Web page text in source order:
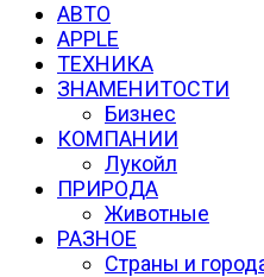
АВТО
APPLE
ТЕХНИКА
ЗНАМЕНИТОСТИ
Бизнес
КОМПАНИИ
Лукойл
ПРИРОДА
Животные
РАЗНОЕ
Страны и